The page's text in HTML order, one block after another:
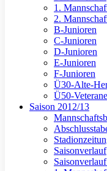
1.
2.
B-Junioren
C-Junioren
D-Junioren
E-Junioren
F-Junioren
Ü30-Alte-
Ü50-
Saison 2012/13
Saisonverlauf